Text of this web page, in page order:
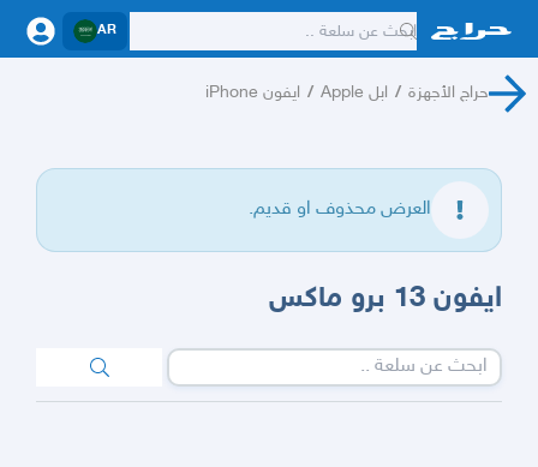
AR
حراج الأجهزة / ابل Apple / ايفون iPhone
العرض محذوف او قديم.
ايفون 13 برو ماكس